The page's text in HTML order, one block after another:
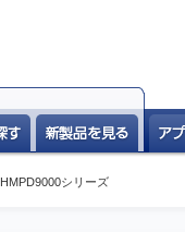
HMPD9000シリーズ